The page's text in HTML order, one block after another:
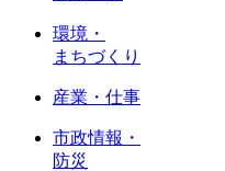
環境・
まちづくり
産業・仕事
市政情報・
防災